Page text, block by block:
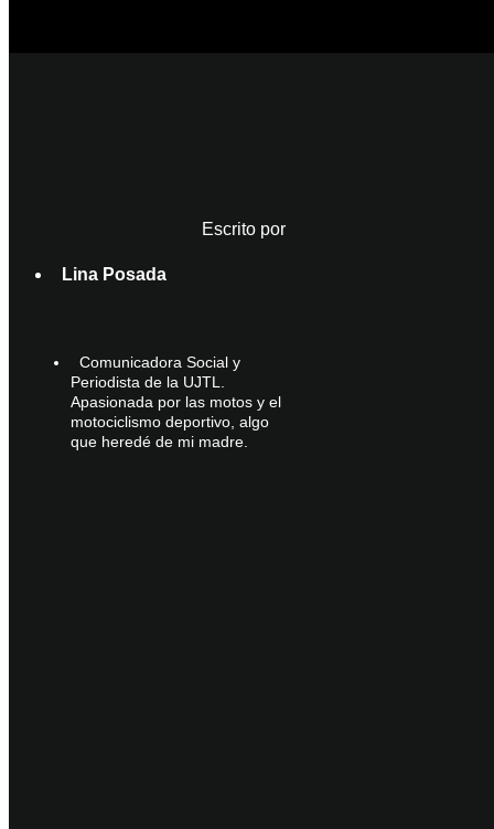
Escrito por
Lina Posada
Comunicadora Social y
Periodista de la UJTL.
Apasionada por las motos y el
motociclismo deportivo, algo
que heredé de mi madre.